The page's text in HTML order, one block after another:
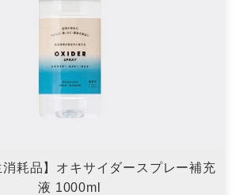
消耗品】オキサイダースプレー補充
液 1000ml